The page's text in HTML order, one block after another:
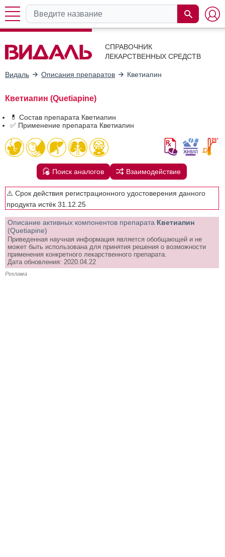
СПРАВОЧНИК
ЛЕКАРСТВЕННЫХ СРЕДСТВ
Видаль Описания препаратов Кветиапин
Кветиапин (Quetiapine)
💊 Состав препарата Кветиапин
✅ Применение препарата Кветиапин
Поиск аналогов Взаимодействие
⚠️ Срок действия регистрационного удостоверения данного
продукта истёк 31.12.25
Описание активных компонентов препарата Кветиапин
(Quetiapine)
Приведенная научная информация является обобщающей и не
может быть использована для принятия решения о возможности
применения конкретного лекарственного препарата.
Дата обновления: 2020.04.22
Реклама